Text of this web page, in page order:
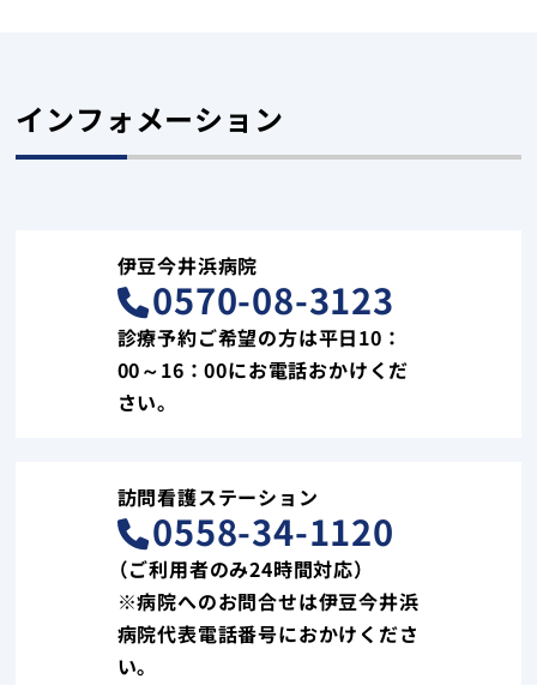
インフォメーション
伊豆今井浜病院
0570-08-3123
診療予約ご希望の方は平日10：
00～16：00にお電話おかけくだ
さい。
訪問看護ステーション
0558-34-1120
（ご利用者のみ24時間対応）
※病院へのお問合せは伊豆今井浜
病院代表電話番号におかけくださ
い。